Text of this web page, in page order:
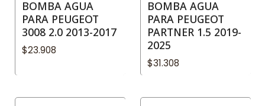
BOMBA AGUA
PARA PEUGEOT
3008 2.0 2013-2017
$23.908
BOMBA AGUA
PARA PEUGEOT
PARTNER 1.5 2019-
2025
$31.308